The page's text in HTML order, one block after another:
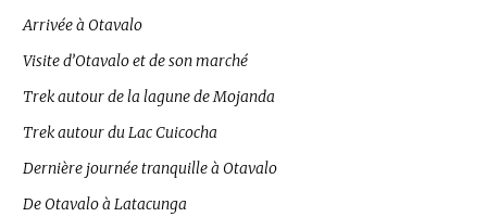
Arrivée à Otavalo
Visite d’Otavalo et de son marché
Trek autour de la lagune de Mojanda
Trek autour du Lac Cuicocha
Dernière journée tranquille à Otavalo
De Otavalo à Latacunga